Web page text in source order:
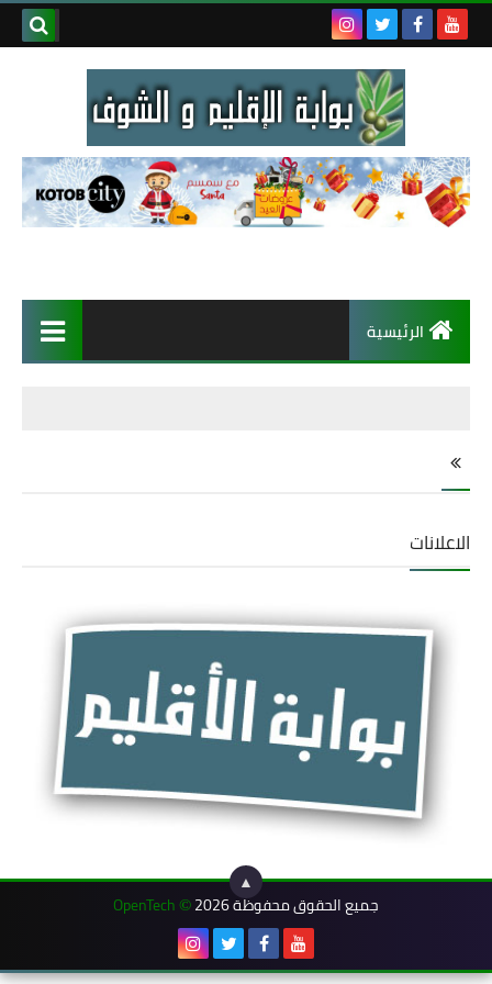
الرئيسية
الاعلانات
▲
جميع الحقوق محفوظة 2026
©
OpenTech